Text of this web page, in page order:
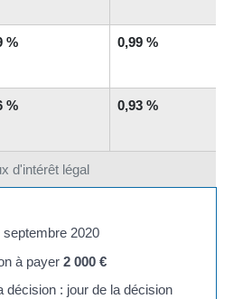
d'intérêt légal
% 0,99 %
% 0,93 %
septembre 2020
à payer 2 000 €
décision : jour de la décision